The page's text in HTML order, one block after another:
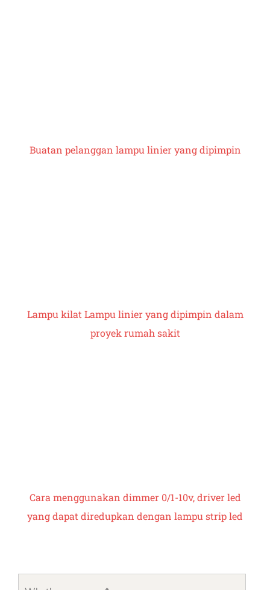
Buatan pelanggan lampu linier yang dipimpin
Lampu kilat Lampu linier yang dipimpin dalam
proyek rumah sakit
Cara menggunakan dimmer 0/1-10v, driver led
yang dapat diredupkan dengan lampu strip led